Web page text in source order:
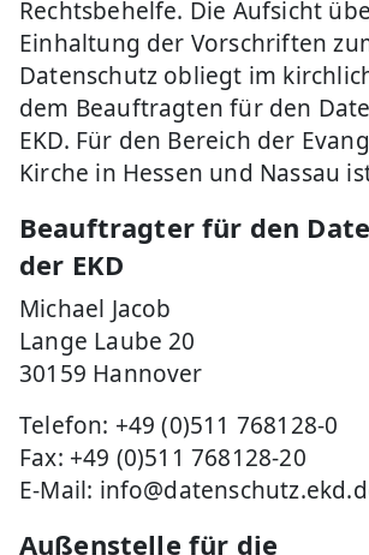
Rechtsbehelfe. Die Aufsicht
Einhaltung der Vorschriften
Datenschutz obliegt im
dem Beauftragten für den
EKD. Für den Bereich der
Kirche in Hessen und Nassau
Beauftragter für den
der EKD
Michael Jacob
Lange Laube 20
30159 Hannover
Telefon: +49 (0)511 768128-0
Fax: +49 (0)511 768128-20
E-Mail:
Außenstelle für die